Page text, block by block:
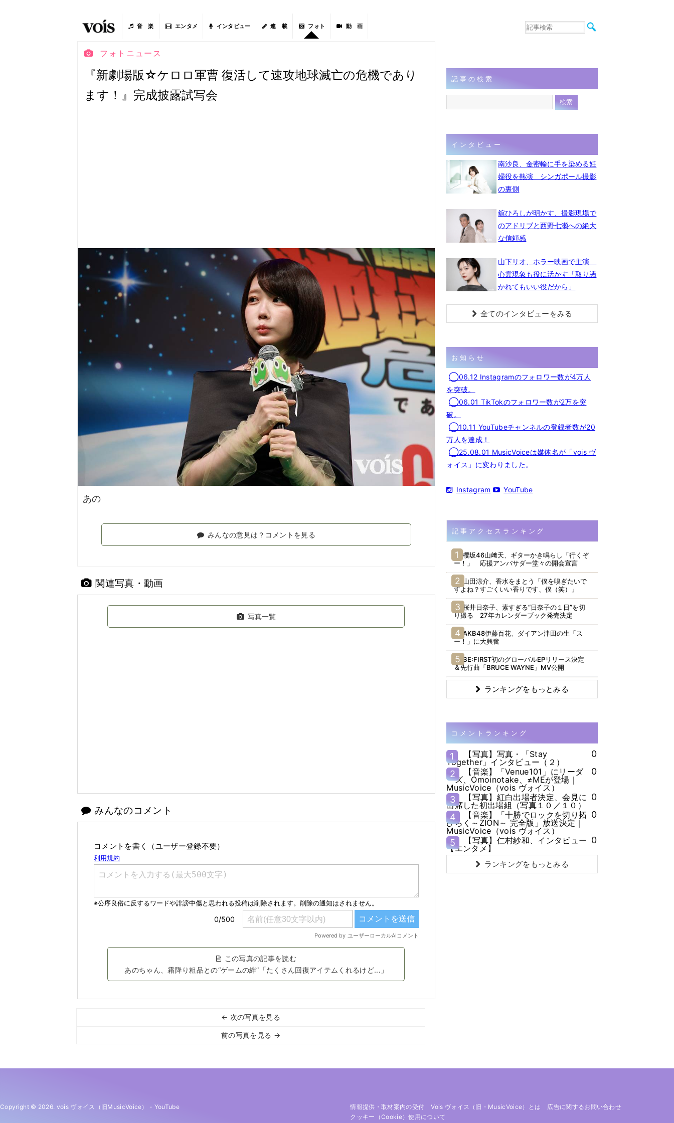
音 楽 エンタメ インタビュー 連 載 フォト 動 画
音楽
連載
フォト
フォトニュース
『新劇場版☆ケロロ軍曹 復活して速攻地球滅亡の危機であり
ます！』完成披露試写会
あの
みんなの意見は？コメントを見る
関連写真・動画
写真一覧
みんなのコメント
コメントを書く（ユーザー登録不要）
この写真の記事を読む
あのちゃん、霜降り粗品との“ゲームの絆”「たくさん回復アイテムくれるけど...」
← 次の写真を見る
前の写真を見る →
記事の検索
インタビュー
南沙良、金密輸に手を染める妊
婦役を熱演 シンガポール撮影
の裏側
舘ひろしが明かす、撮影現場で
のアドリブと西野七瀬への絶大
な信頼感
山下リオ、ホラー映画で主演
心霊現象も役に活かす「取り憑
かれてもいい役だから」
全てのインタビューをみる
お知らせ
◯06.12 Instagramのフォロワー数が4万人
を突破。
◯06.01 TikTokのフォロワー数が2万を突
破。
◯10.11 YouTubeチャンネルの登録者数が20
万人を達成！
◯25.08.01 MusicVoiceは媒体名が「vois ヴ
ォイス」に変わりました。
Instagram YouTube
記事アクセスランキング
櫻坂46山﨑天、ギターかき鳴らし「行くぞ
ー！」 応援アンバサダー堂々の開会宣言
山田涼介、香水をまとう「僕を嗅ぎたいで
すよね？すごくいい香りです、僕（笑）」
桜井日奈子、素すぎる“日奈子の１日”を切
り撮る 27年カレンダーブック発売決定
AKB48伊藤百花、ダイアン津田の生「ス
ー！」に大興奮
BE:FIRST初のグローバルEPリリース決定
＆先行曲「BRUCE WAYNE」MV公開
ランキングをもっとみる
コメントランキング
1
【写真】写真・「Stay
Together」インタビュー（２）
0
2
【音楽】「Venue101」にリーダ
ーズ、Omoinotake、≠MEが登場｜
MusicVoice（vois ヴォイス）
0
3
【写真】紅白出場者決定、会見に
出席した初出場組（写真１０／１０）
0
4
【音楽】「十勝でロックを切り拓
ひらく～ZION～ 完全版」放送決定｜
MusicVoice（vois ヴォイス）
0
5
【写真】仁村紗和、インタビュー
【エンタメ】
0
ランキングをもっとみる
Copyright © 2026. vois ヴォイス（旧MusicVoice） - YouTube 情報提供・取材案内の受付 Vois ヴォイス（旧・MusicVoice）とは
広告に関するお問い合わせ
クッキー（cookie）使用について